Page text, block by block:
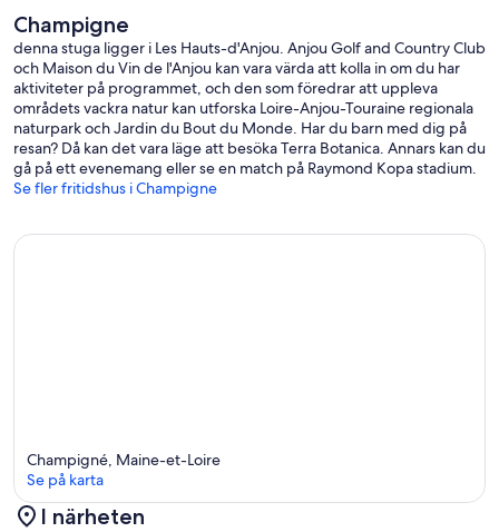
Champigne
denna stuga ligger i Les Hauts-d'Anjou. Anjou Golf and Country Club
och Maison du Vin de l'Anjou kan vara värda att kolla in om du har
aktiviteter på programmet, och den som föredrar att uppleva
områdets vackra natur kan utforska Loire-Anjou-Touraine regionala
naturpark och Jardin du Bout du Monde. Har du barn med dig på
resan? Då kan det vara läge att besöka Terra Botanica. Annars kan du
gå på ett evenemang eller se en match på Raymond Kopa stadium.
Se fler fritidshus i Champigne
Champigné, Maine-et-Loire
Se på karta
I närheten